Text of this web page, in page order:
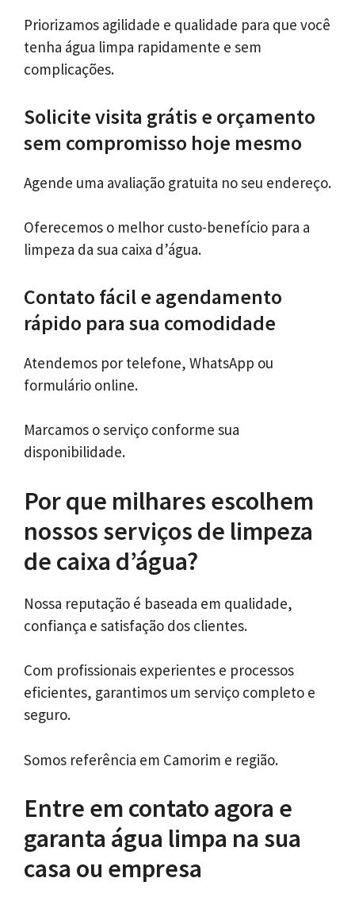
Priorizamos agilidade e qualidade para que você
tenha água limpa rapidamente e sem
complicações.
Solicite visita grátis e orçamento
sem compromisso hoje mesmo
Agende uma avaliação gratuita no seu endereço.
Oferecemos o melhor custo-benefício para a
limpeza da sua caixa d’água.
Contato fácil e agendamento
rápido para sua comodidade
Atendemos por telefone, WhatsApp ou
formulário online.
Marcamos o serviço conforme sua
disponibilidade.
Por que milhares escolhem
nossos serviços de limpeza
de caixa d’água?
Nossa reputação é baseada em qualidade,
confiança e satisfação dos clientes.
Com profissionais experientes e processos
eficientes, garantimos um serviço completo e
seguro.
Somos referência em Camorim e região.
Entre em contato agora e
garanta água limpa na sua
casa ou empresa